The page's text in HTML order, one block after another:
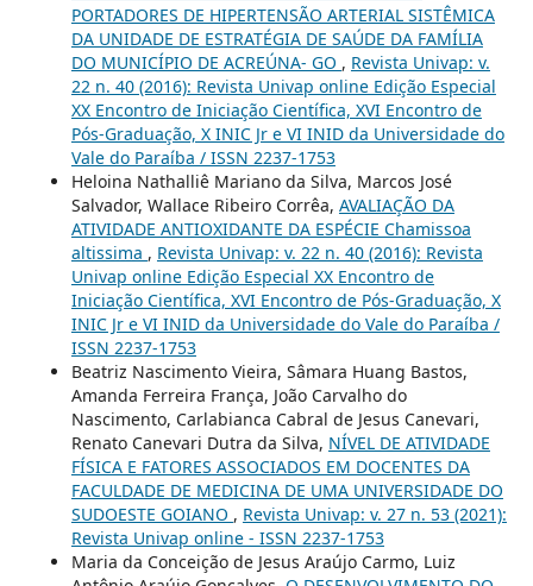
PORTADORES DE HIPERTENSÃO ARTERIAL SISTÊMICA
DA UNIDADE DE ESTRATÉGIA DE SAÚDE DA FAMÍLIA
DO MUNICÍPIO DE ACREÚNA- GO , Revista Univap: v.
22 n. 40 (2016): Revista Univap online Edição Especial
XX Encontro de Iniciação Científica, XVI Encontro de
Pós-Graduação, X INIC Jr e VI INID da Universidade do
Vale do Paraíba / ISSN 2237-1753
Heloina Nathalliê Mariano da Silva, Marcos José
Salvador, Wallace Ribeiro Corrêa, AVALIAÇÃO DA
ATIVIDADE ANTIOXIDANTE DA ESPÉCIE Chamissoa
altissima , Revista Univap: v. 22 n. 40 (2016): Revista
Univap online Edição Especial XX Encontro de
Iniciação Científica, XVI Encontro de Pós-Graduação, X
INIC Jr e VI INID da Universidade do Vale do Paraíba /
ISSN 2237-1753
Beatriz Nascimento Vieira, Sâmara Huang Bastos,
Amanda Ferreira França, João Carvalho do
Nascimento, Carlabianca Cabral de Jesus Canevari,
Renato Canevari Dutra da Silva, NÍVEL DE ATIVIDADE
FÍSICA E FATORES ASSOCIADOS EM DOCENTES DA
FACULDADE DE MEDICINA DE UMA UNIVERSIDADE DO
SUDOESTE GOIANO , Revista Univap: v. 27 n. 53 (2021):
Revista Univap online - ISSN 2237-1753
Maria da Conceição de Jesus Araújo Carmo, Luiz